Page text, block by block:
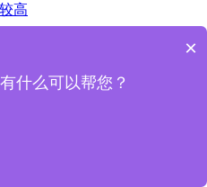
高
限
×
什么可以帮您？